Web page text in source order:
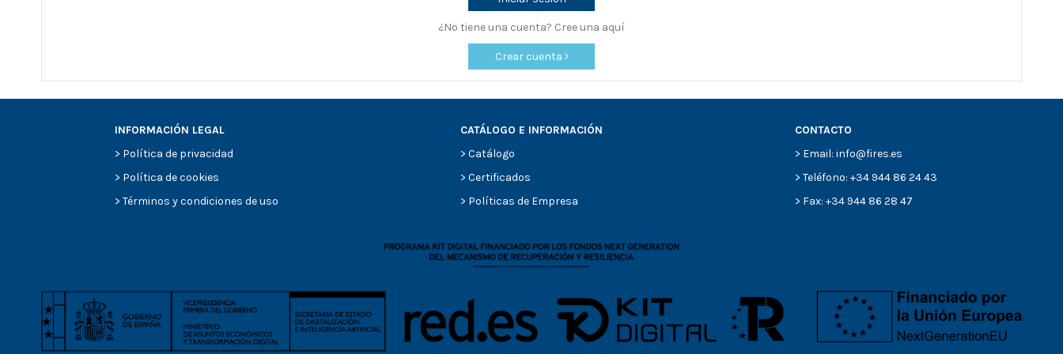
¿No tiene una cuenta? Cree una aquí
Crear cuenta
INFORMACIÓN LEGAL
> Política de privacidad
> Política de cookies
>Términos y condiciones de uso
CATÁLOGO E INFORMACIÓN
> Catálogo
> Certificados
> Políticas de Empresa
CONTACTO
> Email: info@fires.es
> Teléfono: +34 944 86 24 43
> Fax: +34 944 86 28 47